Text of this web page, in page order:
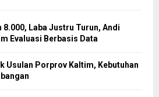
8.000, Laba Justru Turun, Andi
Evaluasi Berbasis Data
Usulan Porprov Kaltim, Kebutuhan